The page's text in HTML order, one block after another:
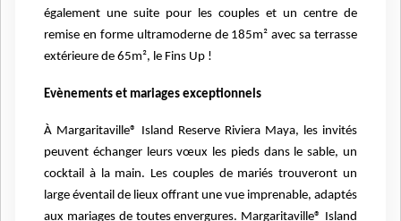
également une suite pour les couples et un centre de
remise en forme ultramoderne de 185m² avec sa terrasse
extérieure de 65m², le Fins Up !
Evènements et mariages exceptionnels
À Margaritaville® Island Reserve Riviera Maya, les invités
peuvent échanger leurs vœux les pieds dans le sable, un
cocktail à la main. Les couples de mariés trouveront un
large éventail de lieux offrant une vue imprenable, adaptés
aux mariages de toutes envergures. Margaritaville® Island